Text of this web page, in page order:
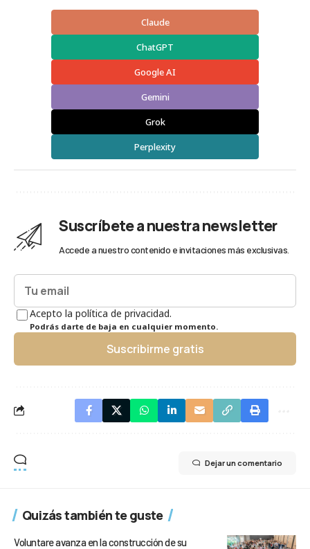
Claude
ChatGPT
Google AI
Gemini
Grok
Perplexity
Suscríbete a nuestra newsletter
Accede a nuestro contenido e invitaciones más exclusivas.
Acepto la política de privacidad.
Podrás darte de baja en cualquier momento.
Suscribirme gratis
Dejar un comentario
Quizás también te guste
Voluntare avanza en la construcción de su